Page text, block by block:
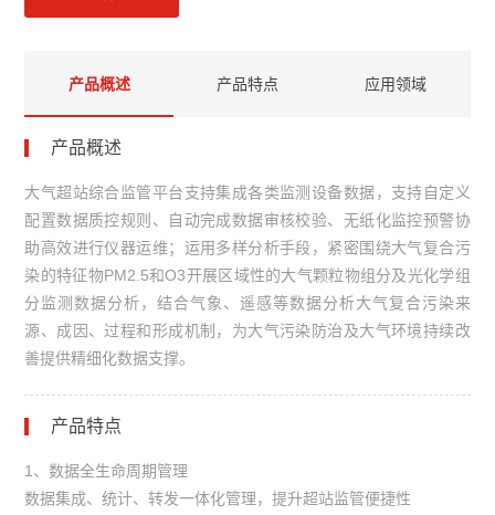
产品概述 产品特点 应用领域
产品概述
大气超站综合监管平台支持集成各类监测设备数据，支持自定义
配置数据质控规则、自动完成数据审核校验、无纸化监控预警协
助高效进行仪器运维；运用多样分析手段，紧密围绕大气复合污
染的特征物PM2.5和O3开展区域性的大气颗粒物组分及光化学组
分监测数据分析，结合气象、遥感等数据分析大气复合污染来
源、成因、过程和形成机制，为大气污染防治及大气环境持续改
善提供精细化数据支撑。
产品特点
1、数据全生命周期管理
数据集成、统计、转发一体化管理，提升超站监管便捷性